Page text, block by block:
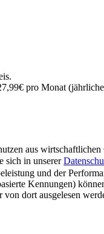
pro Monat
aus
sich in unserer
und der
Kennungen)
dort ausgelesen